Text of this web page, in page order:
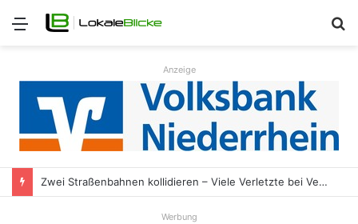
Menü
Anzeige
Zwei Straßenbahnen kollidieren – Viele Verletzte bei Verkehrsunfall
Werbung